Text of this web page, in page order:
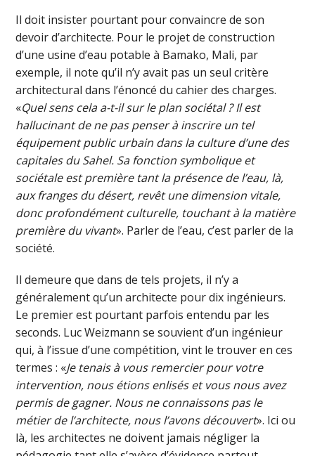
Il doit insister pourtant pour convaincre de son
devoir d’architecte. Pour le projet de construction
d’une usine d’eau potable à Bamako, Mali, par
exemple, il note qu’il n’y avait pas un seul critère
architectural dans l’énoncé du cahier des charges.
«Quel sens cela a-t-il sur le plan sociétal ? Il est
hallucinant de ne pas penser à inscrire un tel
équipement public urbain dans la culture d’une des
capitales du Sahel. Sa fonction symbolique et
sociétale est première tant la présence de l’eau, là,
aux franges du désert, revêt une dimension vitale,
donc profondément culturelle, touchant à la matière
première du vivant». Parler de l’eau, c’est parler de la
société.
Il demeure que dans de tels projets, il n’y a
généralement qu’un architecte pour dix ingénieurs.
Le premier est pourtant parfois entendu par les
seconds. Luc Weizmann se souvient d’un ingénieur
qui, à l’issue d’une compétition, vint le trouver en ces
termes : «Je tenais à vous remercier pour votre
intervention, nous étions enlisés et vous nous avez
permis de gagner. Nous ne connaissons pas le
métier de l’architecte, nous l’avons découvert». Ici ou
là, les architectes ne doivent jamais négliger la